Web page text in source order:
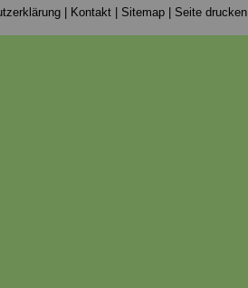
Kontakt Sitemap Seite drucken